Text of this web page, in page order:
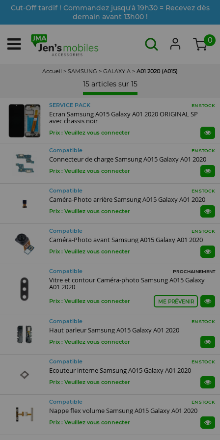
Cut-Off tardif ! Commandez jusqu'à 19h30 = Recevez dès
demain avant 13h00 !
0
Accueil > SAMSUNG > GALAXY A > A01 2020 (A015)
15 articles sur 15
SERVICE PACK EN STOCK
Ecran Samsung A015 Galaxy A01 2020 ORIGINAL SP
avec chassis noir
Prix : Veuillez vous connecter
Compatible EN STOCK
Connecteur de charge Samsung A015 Galaxy A01 2020
Prix : Veuillez vous connecter
Compatible EN STOCK
Caméra-Photo arrière Samsung A015 Galaxy A01 2020
Prix : Veuillez vous connecter
Compatible EN STOCK
Caméra-Photo avant Samsung A015 Galaxy A01 2020
Prix : Veuillez vous connecter
Compatible PROCHAINEMENT
Vitre et contour Caméra-photo Samsung A015 Galaxy
A01 2020
Prix : Veuillez vous connecter ME PRÉVENIR
Compatible EN STOCK
Haut parleur Samsung A015 Galaxy A01 2020
Prix : Veuillez vous connecter
Compatible EN STOCK
Ecouteur interne Samsung A015 Galaxy A01 2020
Prix : Veuillez vous connecter
Compatible EN STOCK
Nappe flex volume Samsung A015 Galaxy A01 2020
Prix : Veuillez vous connecter